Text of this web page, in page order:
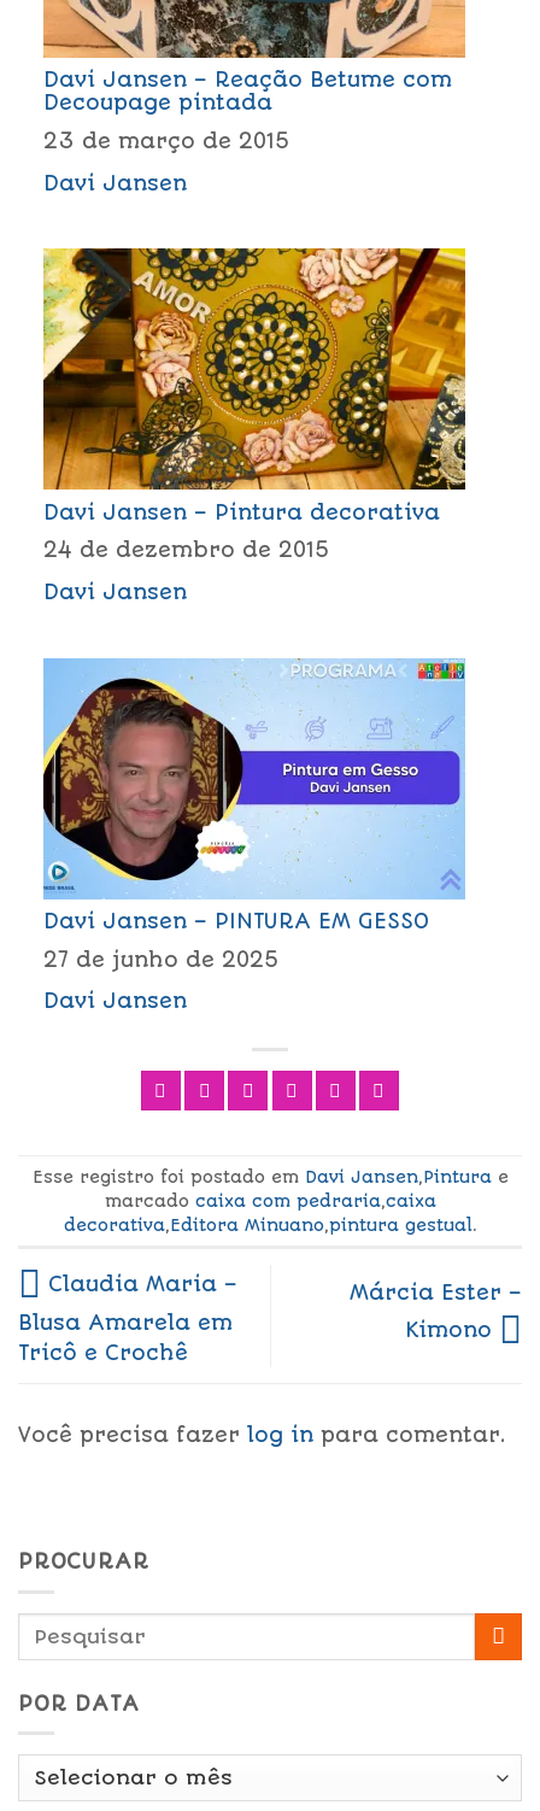
Davi Jansen – Reação Betume com
Decoupage pintada
23 de março de 2015
Davi Jansen
Davi Jansen – Pintura decorativa
24 de dezembro de 2015
Davi Jansen
Davi Jansen – PINTURA EM GESSO
27 de junho de 2025
Davi Jansen
Esse registro foi postado em Davi Jansen,Pinturae
marcado caixa com pedraria,caixa
decorativa,Editora Minuano,pintura gestual.
Claudia Maria –
Blusa Amarela em
Tricô e Crochê
Márcia Ester –
Kimono
Você precisa fazer log in para comentar.
PROCURAR
POR DATA
Por